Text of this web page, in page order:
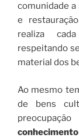
comunidade a
e
realiza
respeitando
material dos
Ao mesmo
de bens